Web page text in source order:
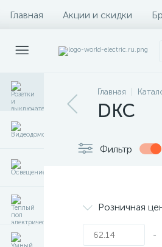
Главная Акции и скидки
Главная
DKC
Фильтр
Розничная
-